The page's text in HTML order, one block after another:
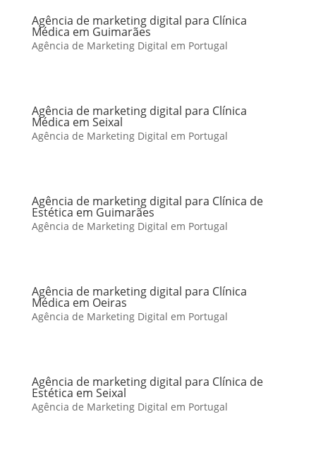
Agência de marketing digital para Clínica
Médica em Guimarães
Agência de Marketing Digital em Portugal
Agência de marketing digital para Clínica
Médica em Seixal
Agência de Marketing Digital em Portugal
Agência de marketing digital para Clínica de
Estética em Guimarães
Agência de Marketing Digital em Portugal
Agência de marketing digital para Clínica
Médica em Oeiras
Agência de Marketing Digital em Portugal
Agência de marketing digital para Clínica de
Estética em Seixal
Agência de Marketing Digital em Portugal